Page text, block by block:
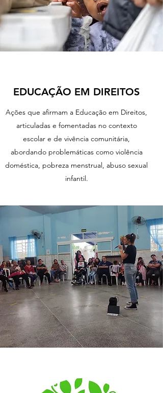
EDUCAÇÃO EM DIREITOS
Ações que afirmam a Educação em Direitos,
articuladas e fomentadas no contexto
escolar e de vivência comunitária,
abordando problemáticas como violência
doméstica, pobreza menstrual, abuso sexual
infantil.